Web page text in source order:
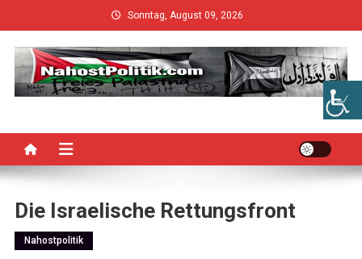
to
content
Sonntag, August 09, 2026
Die Israelische Rettungsfront
Nahostpolitik